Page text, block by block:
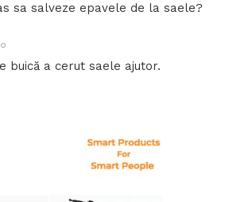
sa salveze epavele de la saele?
buică a cerut saele ajutor.